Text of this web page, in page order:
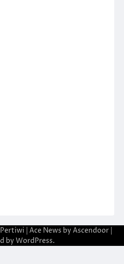
Pertiwi | Ace News by Ascendoor|
by WordPress.